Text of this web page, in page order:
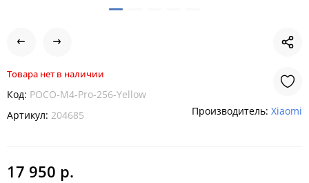
Товара нет в наличии
Код: POCO-M4-Pro-256-Yellow
Артикул: 204685 Производитель: Xiaomi
17 950 р.